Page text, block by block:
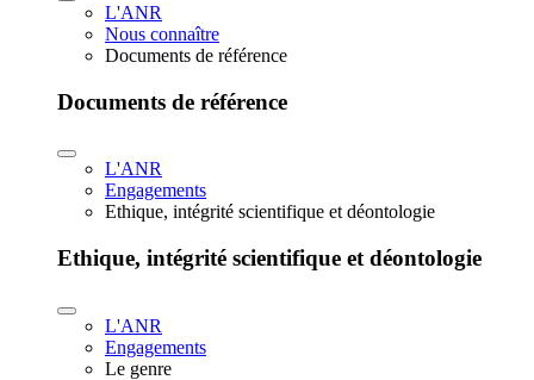
L'ANR
Nous connaître
Documents de référence
Documents de référence
L'ANR
Engagements
Ethique, intégrité scientifique et déontologie
Ethique, intégrité scientifique et déontologie
L'ANR
Engagements
Le genre